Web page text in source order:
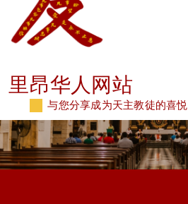
里昂华人网站
与您分享成为天主教徒的喜悦